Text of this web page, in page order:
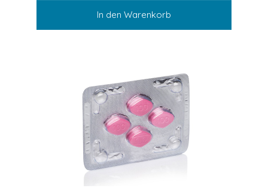
In den Warenkorb